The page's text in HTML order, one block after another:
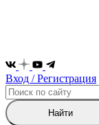
Вход / Регистрация
Найти